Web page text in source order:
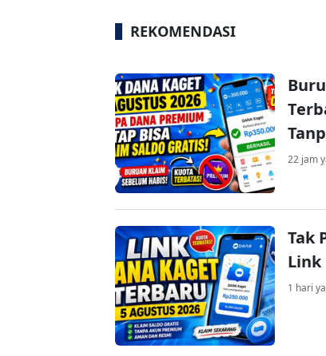
REKOMENDASI
22 jam
Tak
Link
1 hari